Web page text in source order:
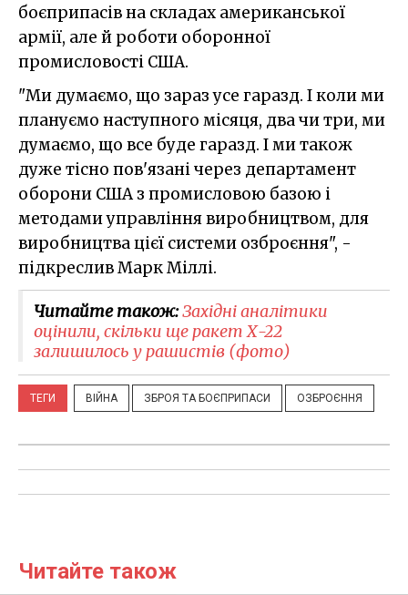
боєприпасів на складах американської
армії, але й роботи оборонної
промисловості США.
"Ми думаємо, що зараз усе гаразд. І коли ми
плануємо наступного місяця, два чи три, ми
думаємо, що все буде гаразд. І ми також
дуже тісно пов'язані через департамент
оборони США з промисловою базою і
методами управління виробництвом, для
виробництва цієї системи озброєння", -
підкреслив Марк Міллі.
Читайте також:Західні аналітики
оцінили, скільки ще ракет Х-22
залишилось у рашистів (фото)
ТЕГИ ВІЙНА ЗБРОЯ ТА БОЄПРИПАСИ ОЗБРОЄННЯ
Читайте також